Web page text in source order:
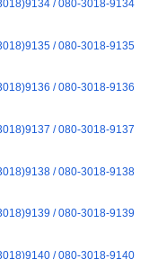
/ 080-3018-9134
/ 080-3018-9135
/ 080-3018-9136
/ 080-3018-9137
/ 080-3018-9138
/ 080-3018-9139
/ 080-3018-9140